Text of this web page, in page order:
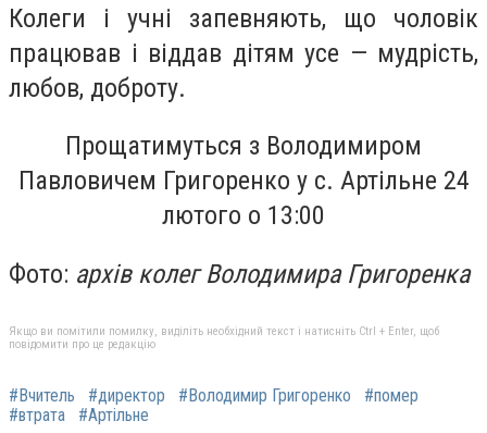
Колеги і учні запевняють, що чоловік
працював і віддав дітям усе — мудрість,
любов, доброту.
Прощатимуться з Володимиром
Павловичем Григоренко у с. Артільне 24
лютого о 13:00
Фото: архів колег Володимира Григоренка
Якщо ви помітили помилку, виділіть необхідний текст і натисніть Ctrl + Enter, щоб
повідомити про це редакцію
#Вчитель #директор #Володимир Григоренко
#помер
#втрата
#Артільне